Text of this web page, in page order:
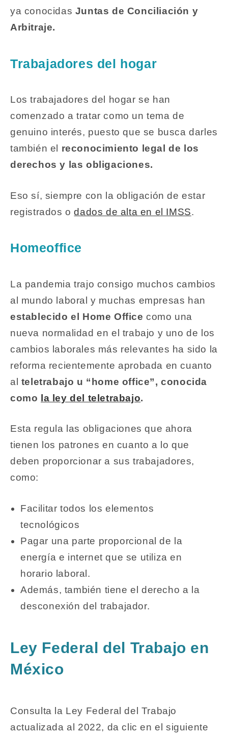
ya conocidas Juntas de Conciliación y
Arbitraje.
Trabajadores del hogar
Los trabajadores del hogar se han
comenzado a tratar como un tema de
genuino interés, puesto que se busca darles
también el reconocimiento legal de los
derechos y las obligaciones.
Eso sí, siempre con la obligación de estar
registrados odados de alta en el IMSS.
Homeoffice
La pandemia trajo consigo muchos cambios
al mundo laboral y muchas empresas han
establecido el Home Office como una
nueva normalidad en el trabajo y uno de los
cambios laborales más relevantes ha sido la
reforma recientemente aprobada en cuanto
al teletrabajo u “home office”, conocida
como la ley del teletrabajo.
Esta regula las obligaciones que ahora
tienen los patrones en cuanto a lo que
deben proporcionar a sus trabajadores,
como:
Facilitar todos los elementos
tecnológicos
Pagar una parte proporcional de la
energía e internet que se utiliza en
horario laboral.
Además, también tiene el derecho a la
desconexión del trabajador.
Ley Federal del Trabajo en
México
Consulta la Ley Federal del Trabajo
actualizada al 2022, da clic en el siguiente